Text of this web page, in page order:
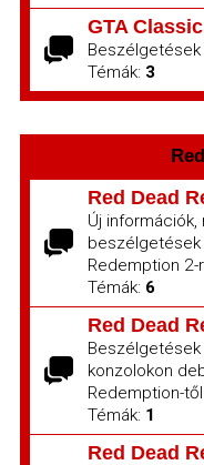
GTA Classic
Témák: 3
Red Dead
Új információk,
beszélgetések
Redemption 2-
Témák: 6
Red Dead
konzolokon
Redemption-
Témák: 1
Red Dead